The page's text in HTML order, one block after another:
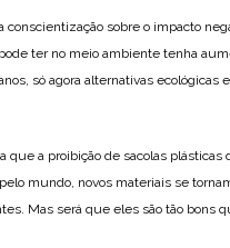
conscientização sobre o impacto
ter no meio ambiente tenha
só agora alternativas ecológicas
que a proibição de sacolas plásticas
mundo, novos materiais se
Mas será que eles são tão bons